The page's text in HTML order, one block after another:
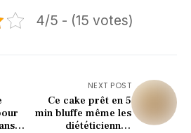
4/5 - (15 votes)
NEXT POST
Ce cake prêt en 5
min bluffe même les
diététiciennes